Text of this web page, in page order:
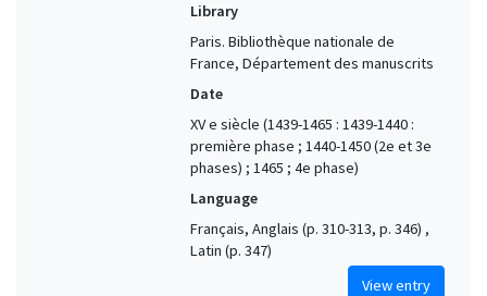
Library
Paris. Bibliothèque nationale de
France, Département des manuscrits
Date
XV e siècle (1439-1465 : 1439-1440 :
première phase ; 1440-1450 (2e et 3e
phases) ; 1465 ; 4e phase)
Language
Français, Anglais (p. 310-313, p. 346) ,
Latin (p. 347)
View entry